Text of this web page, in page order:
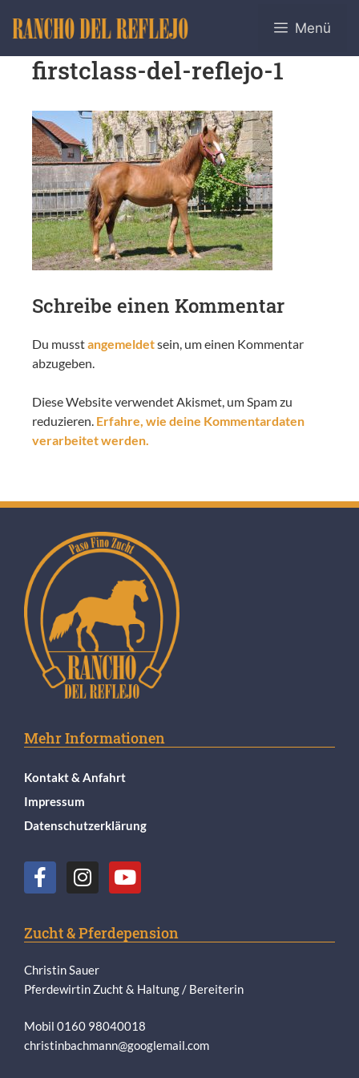
Menü
firstclass-del-reflejo-1
Schreibe einen Kommentar
Du musstangemeldetsein, um einen Kommentar
abzugeben.
Diese Website verwendet Akismet, um Spam zu
reduzieren. Erfahre, wie deine Kommentardaten
verarbeitet werden.
Mehr Informationen
Kontakt & Anfahrt
Impressum
Datenschutzerklärung
Zucht & Pferdepension
Christin Sauer
Pferdewirtin Zucht & Haltung / Bereiterin
Mobil 0160 98040018
christinbachmann@googlemail.com